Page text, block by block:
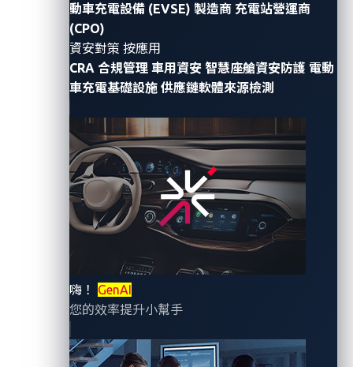
動車充電設備 (EVSE) 製造商 充電站營運商
(CPO)
資安對策 按應用
CRA 合規管理 車用資安 智慧座艙資安防護 電動
車充電基礎設施 供應鏈軟體來源檢測
嗨！ GenAI
您的效率提升小幫手
的汽車計畫，推出軟體OTA以及診斷分析服務，隨著UN
R155、R156 和 ISO 24089等網路安全和軟體更新相關
法規對全球汽車製造商日益重要，eSync 聯盟邀請
VicOne加入聯盟，協助制定標準為聯盟成員提供符合監
管要求的車輛軟體更新方法，並為聯盟提升汽車網路安
全專業知識。
eSync 聯盟致力於為車輛建立標準化且安全的
OTA（Over-the-Air）更新技術，此次與 VicOne 的合作
將為 eSync 聯盟帶來更多來自車用網路安全的專業支
持。VicOne 提供汽車產業最先進且最全面的資安解決方
案，並結合業界最佳合作夥伴的集體專業。車廠(OEM)
與供應商相信 VicOne 所量身打造的解決方案能夠有效
應對不斷變化的威脅，並保護車輛、駕駛人與敏感資料
的安全。
此次合作進一步強化業界在安全標準方面的合作，這些